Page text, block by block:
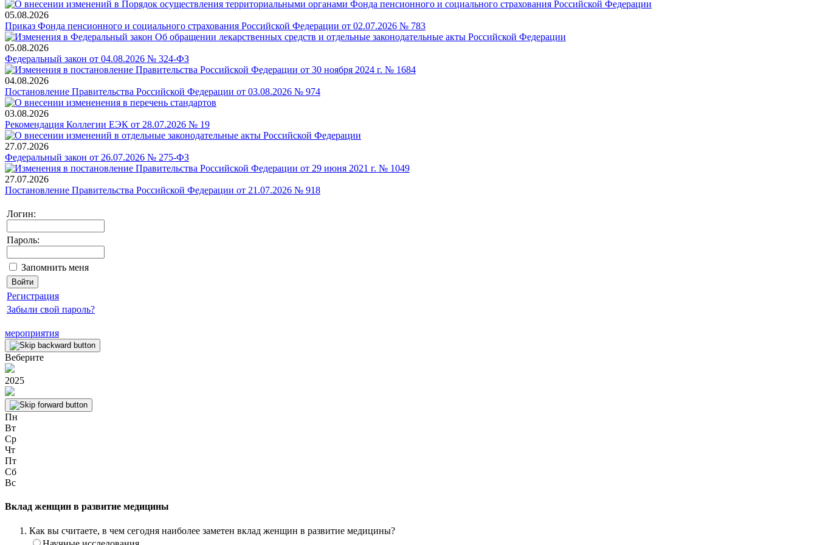
05.08.2026
Приказ Фонда пенсионного и социального страхования Российской Федерации от 02.07.2026 № 783
05.08.2026
Федеральный закон от 04.08.2026 № 324-ФЗ
04.08.2026
Постановление Правительства Российской Федерации от 03.08.2026 № 974
03.08.2026
Рекомендация Коллегии ЕЭК от 28.07.2026 № 19
27.07.2026
Федеральный закон от 26.07.2026 № 275-ФЗ
27.07.2026
Постановление Правительства Российской Федерации от 21.07.2026 № 918
Логин:
Пароль:
Запомнить меня
Регистрация
Забыли свой пароль?
мероприятия
Веберите
2025
Пн
Вт
Ср
Чт
Пт
Сб
Вс
Вклад женщин в развитие медицины
Как вы считаете, в чем сегодня наиболее заметен вклад женщин в развитие медицины?